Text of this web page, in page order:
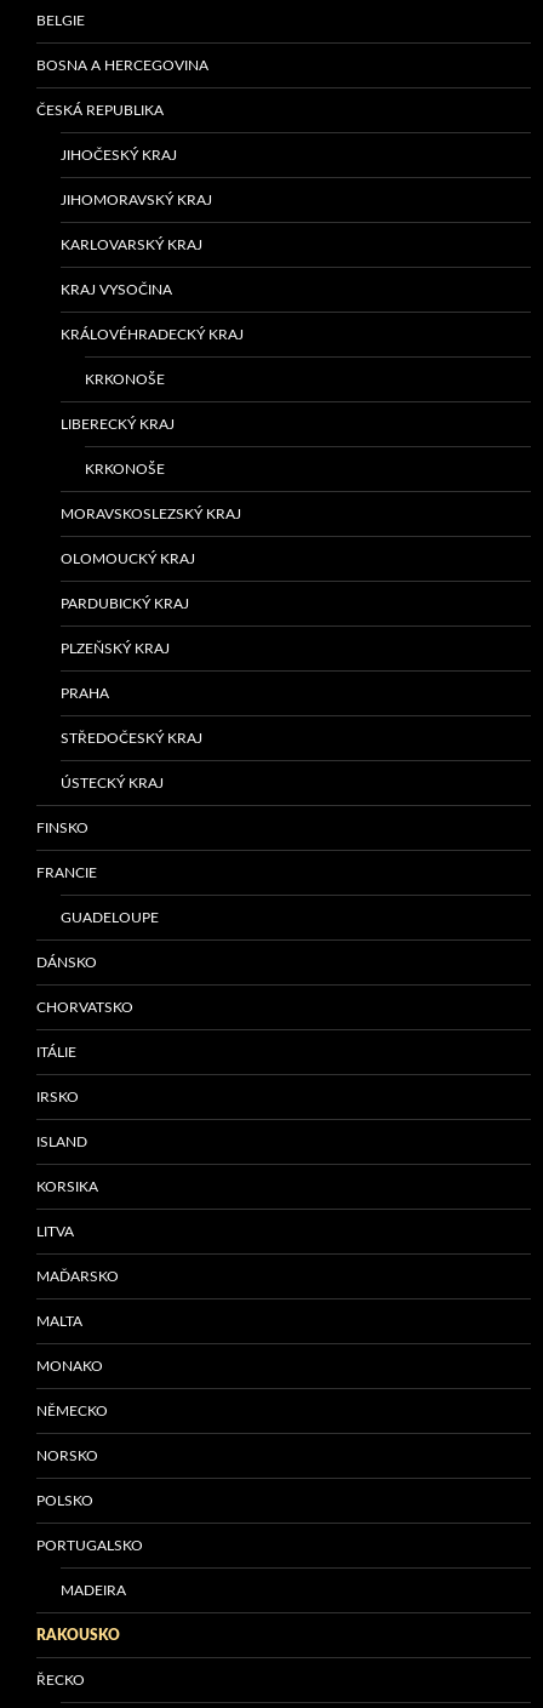
BELGIE
BOSNA A HERCEGOVINA
ČESKÁ REPUBLIKA
JIHOČESKÝ KRAJ
JIHOMORAVSKÝ KRAJ
KARLOVARSKÝ KRAJ
KRAJ VYSOČINA
KRÁLOVÉHRADECKÝ KRAJ
KRKONOŠE
LIBERECKÝ KRAJ
KRKONOŠE
MORAVSKOSLEZSKÝ KRAJ
OLOMOUCKÝ KRAJ
PARDUBICKÝ KRAJ
PLZEŇSKÝ KRAJ
PRAHA
STŘEDOČESKÝ KRAJ
ÚSTECKÝ KRAJ
FINSKO
FRANCIE
GUADELOUPE
DÁNSKO
CHORVATSKO
ITÁLIE
IRSKO
ISLAND
KORSIKA
LITVA
MAĎARSKO
MALTA
MONAKO
NĚMECKO
NORSKO
POLSKO
PORTUGALSKO
MADEIRA
RAKOUSKO
ŘECKO